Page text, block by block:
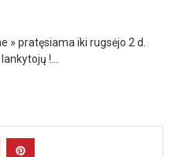
» pratęsiama iki rugsėjo 2 d.
!…